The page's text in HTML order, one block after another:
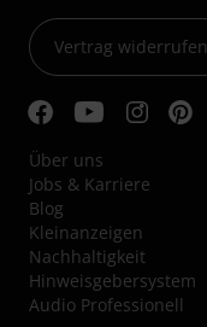
Vertrag widerrufen
Über uns
Jobs & Karriere
Blog
Kleinanzeigen
Nachhaltigkeit
Hinweisgebersystem
Audio Professionell